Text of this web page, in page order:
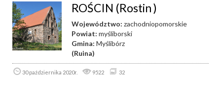
ROŚCIN (Rostin )
Województwo: zachodniopomorskie
Powiat: myśliborski
Gmina: Myślibórz
(Ruina)
30 października 2020r. 9522 32